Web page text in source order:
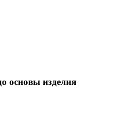
основы изделия